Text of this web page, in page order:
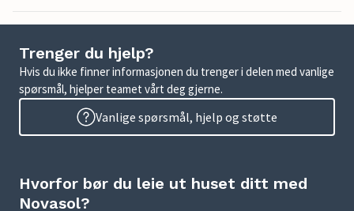
Trenger du hjelp?
Hvis du ikke finner informasjonen du trenger i delen med vanlige
spørsmål, hjelper teamet vårt deg gjerne.
Vanlige spørsmål, hjelp og støtte
Hvorfor bør du leie ut huset ditt med
Novasol?